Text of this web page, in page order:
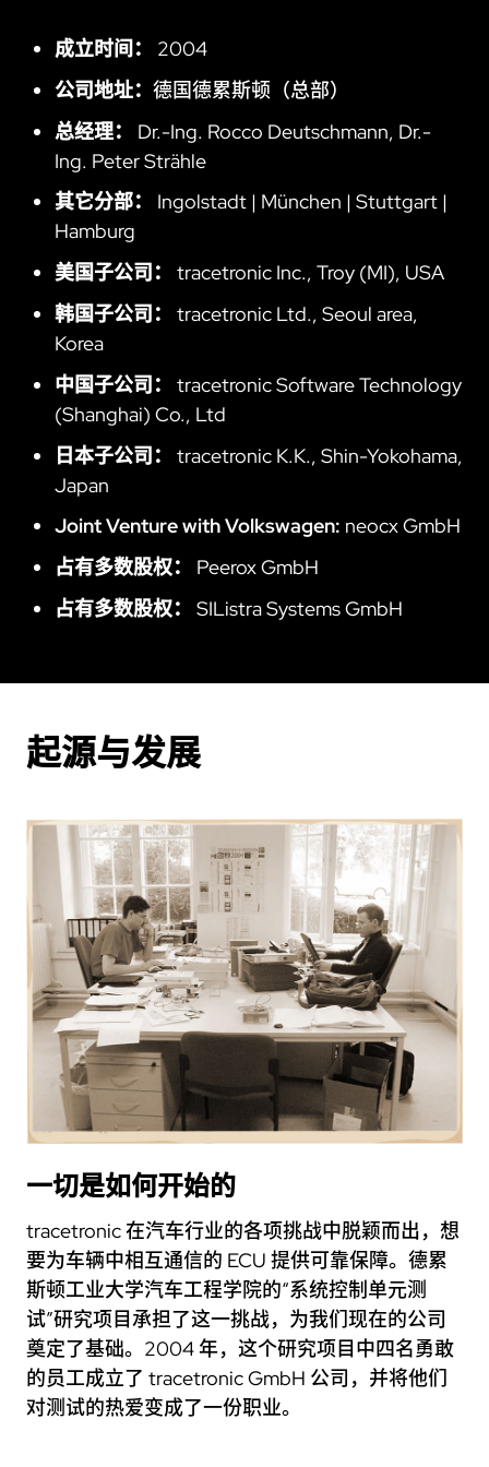
成立时间：
2004
公司地址： 德国德累斯顿（总部）
总经理：
Dr.-Ing. Rocco Deutschmann, Dr.-
Ing. Peter Strähle
其它分部：
Ingolstadt | München | Stuttgart |
Hamburg
美国子公司：
tracetronic Inc., Troy (MI), USA
韩国子公司：
tracetronic Ltd., Seoul area,
Korea
中国子公司：
tracetronic Software Technology
(Shanghai) Co., Ltd
日本子公司：
tracetronic K.K., Shin-Yokohama,
Japan
Joint Venture with Volkswagen: neocx GmbH
占有多数股权：
Peerox GmbH
占有多数股权：
SIListra Systems GmbH
起源与发展
一切是如何开始的
tracetronic 在汽车行业的各项挑战中脱颖而出，想
要为车辆中相互通信的 ECU 提供可靠保障。德累
斯顿工业大学汽车工程学院的“系统控制单元测
试”研究项目承担了这一挑战，为我们现在的公司
奠定了基础。2004 年，这个研究项目中四名勇敢
的员工成立了 tracetronic GmbH 公司，并将他们
对测试的热爱变成了一份职业。